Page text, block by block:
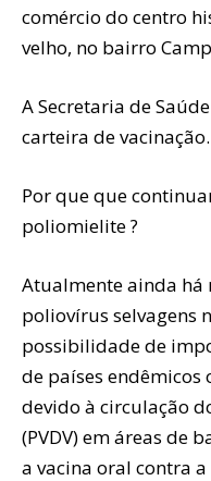
comércio do centro
velho, no bairro
A Secretaria de
carteira de vacinação.
Por que que
poliomielite ?
Atualmente ainda há
poliovírus selvagens
possibilidade de
de países endêmicos
devido à circulação
(PVDV) em áreas de
a vacina oral contra